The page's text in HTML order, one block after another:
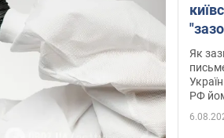
Як
РФ